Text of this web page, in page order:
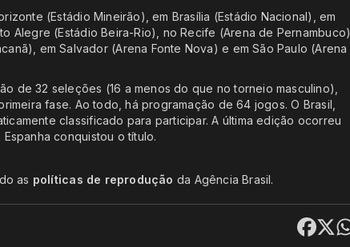
(Estádio Mineirão), em Brasília (Estádio Nacional), em
Alegre (Estádio Beira-Rio), no Recife (Arena de Pernambuco),
em Salvador (Arena Fonte Nova) e em São Paulo (Arena
de 32 seleções (16 a menos do que no torneio masculino),
fase. Ao todo, há programação de 64 jogos. O Brasil,
classificado para participar. A última edição ocorreu
conquistou o título.
as políticas de reprodução da Agência Brasil.